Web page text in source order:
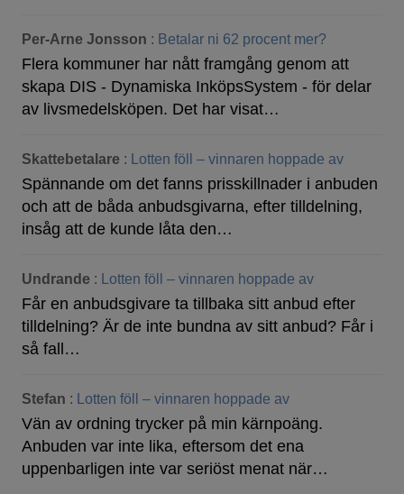
Per-Arne Jonsson : Betalar ni 62 procent mer?
Flera kommuner har nått framgång genom att
skapa DIS - Dynamiska InköpsSystem - för delar
av livsmedelsköpen. Det har visat…
Skattebetalare : Lotten föll – vinnaren hoppade av
Spännande om det fanns prisskillnader i anbuden
och att de båda anbudsgivarna, efter tilldelning,
insåg att de kunde låta den…
Undrande : Lotten föll – vinnaren hoppade av
Får en anbudsgivare ta tillbaka sitt anbud efter
tilldelning? Är de inte bundna av sitt anbud? Får i
så fall…
Stefan : Lotten föll – vinnaren hoppade av
Vän av ordning trycker på min kärnpoäng.
Anbuden var inte lika, eftersom det ena
uppenbarligen inte var seriöst menat när…